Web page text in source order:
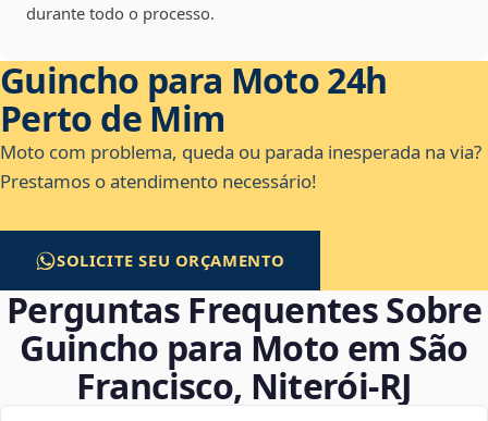
durante todo o processo.
Guincho para Moto 24h
Perto de Mim
Moto com problema, queda ou parada inesperada na via?
Prestamos o atendimento necessário!
SOLICITE SEU ORÇAMENTO
Perguntas Frequentes Sobre
Guincho para Moto em São
Francisco, Niterói‑RJ